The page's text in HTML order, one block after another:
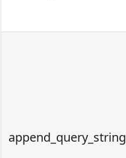
append_query_string